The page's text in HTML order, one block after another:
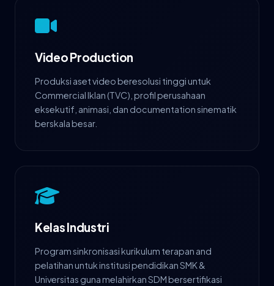
Video Production
Produksi aset video beresolusi tinggi untuk
Commercial Iklan (TVC), profil perusahaan
eksekutif, animasi, dan documentation sinematik
berskala besar.
Kelas Industri
Program sinkronisasi kurikulum terapan and
pelatihan untuk institusi pendidikan SMK &
Universitas guna melahirkan SDM bersertifikasi